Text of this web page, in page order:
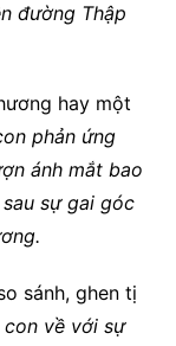
đường Thập
hay một
phản ứng
ánh mắt bao
sự gai góc
sánh, ghen tị
con về với sự